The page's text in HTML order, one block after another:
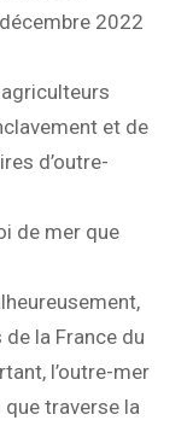
2022
agriculteurs
et de
d’outre-
de mer que
la France du
l’outre-mer
traverse la